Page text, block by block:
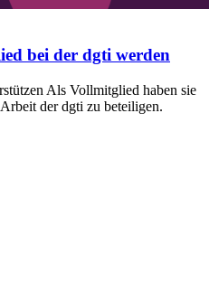
bei der dgti werden
Als Vollmitglied haben sie
der dgti zu beteiligen.